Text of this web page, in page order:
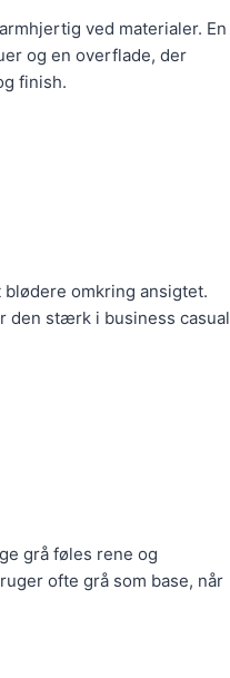
ved materialer. En
og en overflade, der
finish.
omkring ansigtet.
den stærk i business casual
grå føles rene og
ofte grå som base, når